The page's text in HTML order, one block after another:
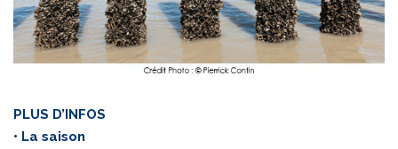
PLUS D’INFOS
• La saison